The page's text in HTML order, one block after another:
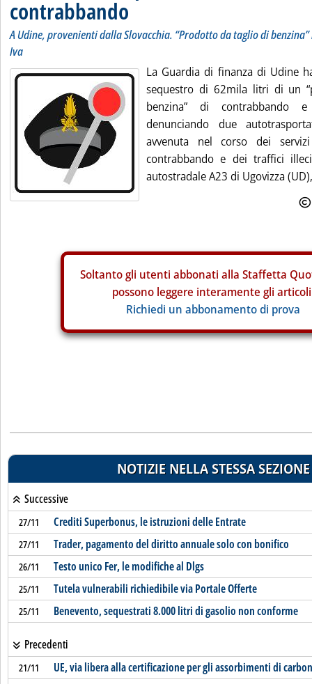
contrabbando
A Udine, provenienti dalla Slovacchia. “Prodotto da taglio di benzina”
Iva
La Guardia di finanza di Udine
sequestro di 62mila litri di un
benzina” di contrabbando
denunciando due
avvenuta nel corso dei
contrabbando e dei traffici
autostradale A23 di Ugovizza
Soltanto gli utenti abbonati alla Staffetta
possono leggere interamente gli
Richiedi un abbonamento di prova
NOTIZIE NELLA STESSA SEZIONE
Successive
27/11 Crediti Superbonus, le istruzioni delle Entrate
27/11 Trader, pagamento del diritto annuale solo con bonifico
26/11 Testo unico Fer, le modifiche al Dlgs
25/11 Tutela vulnerabili richiedibile via Portale Offerte
25/11 Benevento, sequestrati 8.000 litri di gasolio non conforme
Precedenti
21/11 UE, via libera alla certificazione per gli assorbimenti di